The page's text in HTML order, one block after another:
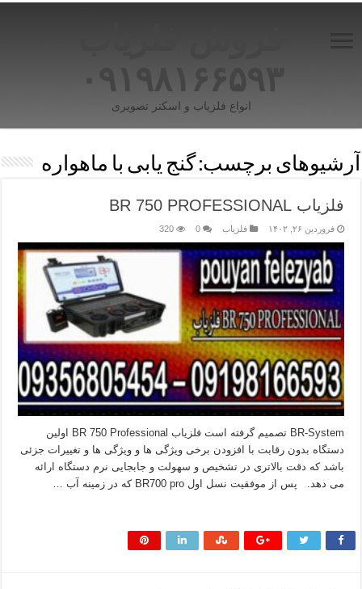
۰۹۱۹۸۱۶۶۵۹۳
انواع فلزیاب و اسکنر تصویری
آرشیوهای برچسب: گنج یابی با ماهواره
فلزیاب BR 750 PROFESSIONAL
فروردین ۲۶, ۱۴۰۲ فلزیاب 0
320
BR-System تصمیم گرفته است فلزیاب BR 750 Professional اولین
دستگاه بدون رقابت با افزودن برخی ویژگی ها و ویژگی ها و تغییرات جزئی
باشد که دقت بالاتری در تشخیص و سهولت و جابجایی نرم دستگاه ارائه
می دهد. پس از موفقیت نسل اول BR700 pro که در زمینه آب …